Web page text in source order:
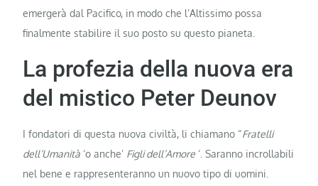
emergerà dal Pacifico, in modo che l’Altissimo possa
finalmente stabilire il suo posto su questo pianeta.
La profezia della nuova era
del mistico Peter Deunov
I fondatori di questa nuova civiltà, li chiamano “Fratelli
dell’Umanità ‘o anche’ Figli dell’Amore ‘. Saranno incrollabili
nel bene e rappresenteranno un nuovo tipo di uomini.